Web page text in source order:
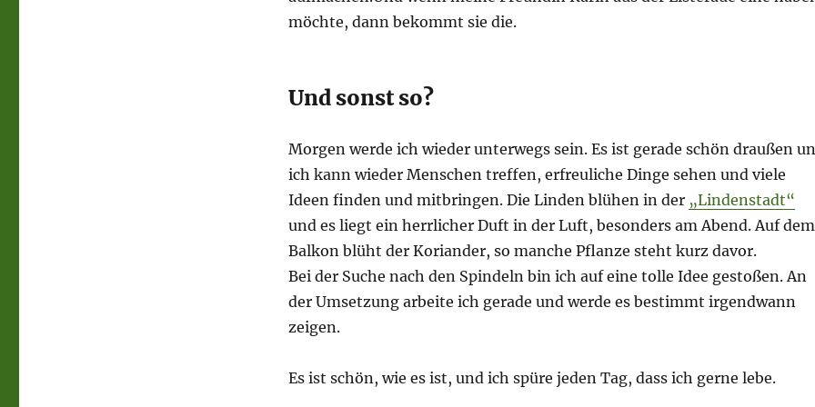
möchte, dann bekommt sie die.
Und sonst so?
Morgen werde ich wieder unterwegs sein. Es ist gerade schön draußen
ich kann wieder Menschen treffen, erfreuliche Dinge sehen und viele
Ideen finden und mitbringen. Die Linden blühen in der „Lindenstadt“
und es liegt ein herrlicher Duft in der Luft, besonders am Abend. Auf dem
Balkon blüht der Koriander, so manche Pflanze steht kurz davor.
Bei der Suche nach den Spindeln bin ich auf eine tolle Idee gestoßen. An
der Umsetzung arbeite ich gerade und werde es bestimmt irgendwann
zeigen.
Es ist schön, wie es ist, und ich spüre jeden Tag, dass ich gerne lebe.